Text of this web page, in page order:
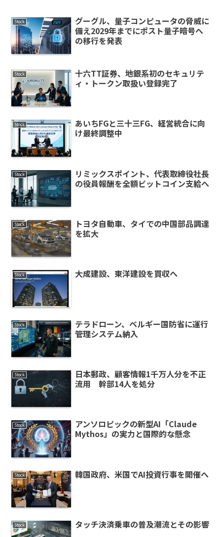
Stock
グーグル、量子コンピュータの脅威に
備え2029年までにポスト量子暗号へ
の移行を発表
Stock
十六TT証券、地銀系初のセキュリテ
ィ・トークン取扱い登録完了
Stock
あいちFGと三十三FG、経営統合に向
け最終調整中
Stock
リミックスポイント、代表取締役社長
の役員報酬を全額ビットコイン支給へ
Stock
トヨタ自動車、タイでの中国部品調達
を拡大
Stock 大成建設、東洋建設を買収へ
Stock
テラドローン、ベルギー国防省に運行
管理システム納入
Stock
日本郵政、顧客情報1千万人分を不正
流用 幹部14人を処分
Stock
アンソロピックの新型AI「Claude
Mythos」の実力と国際的な懸念
Stock 韓国政府、米国でAI投資行事を開催へ
Stock タッチ決済乗車の普及潮流とその影響